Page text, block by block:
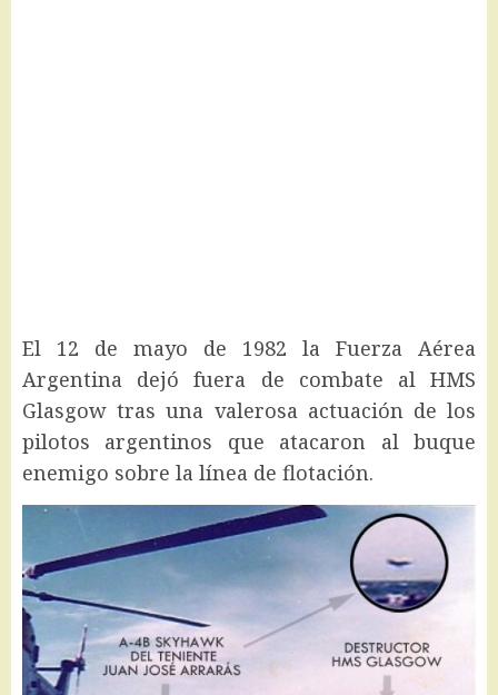
El 12 de mayo de 1982 la Fuerza Aérea
Argentina dejó fuera de combate al HMS
Glasgow tras una valerosa actuación de los
pilotos argentinos que atacaron al buque
enemigo sobre la línea de flotación.